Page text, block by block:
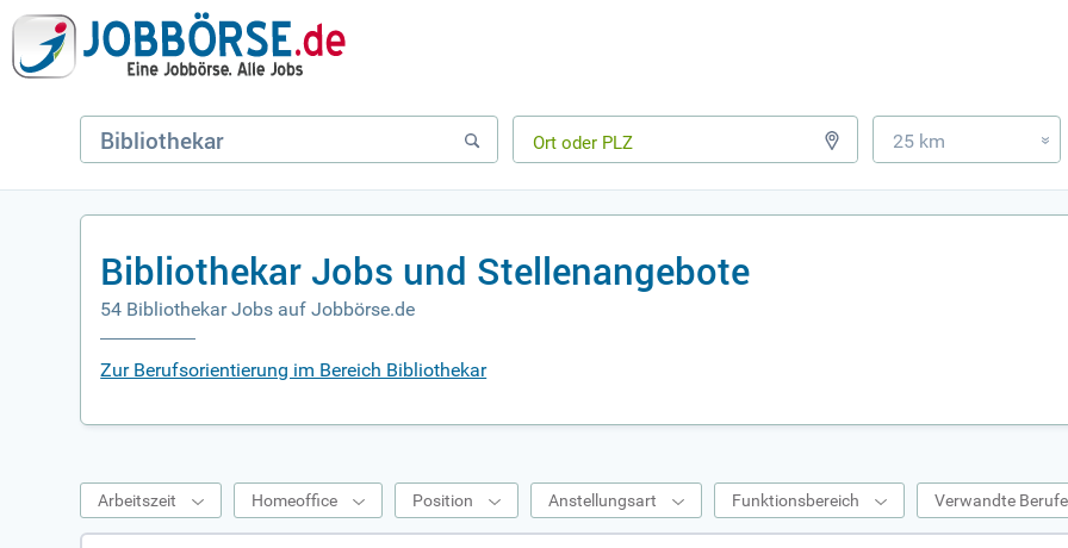
25 km »
Bibliothekar Jobs und Stellenangebote
54 Bibliothekar Jobs auf Jobbörse.de
Zur Berufsorientierung im Bereich Bibliothekar
Arbeitszeit Homeoffice Position Anstellungsart Funktionsbereich Verwandte Berufe